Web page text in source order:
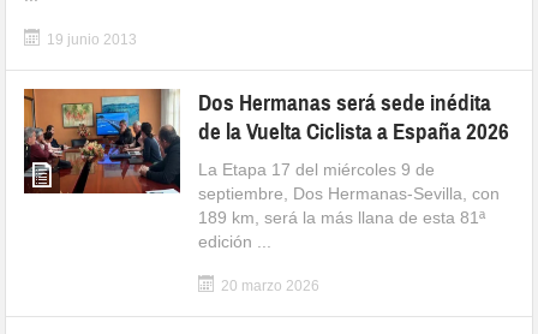
19 junio 2013
Dos Hermanas será sede inédita
de la Vuelta Ciclista a España 2026
La Etapa 17 del miércoles 9 de
septiembre, Dos Hermanas-Sevilla, con
189 km, será la más llana de esta 81ª
edición ...
20 marzo 2026